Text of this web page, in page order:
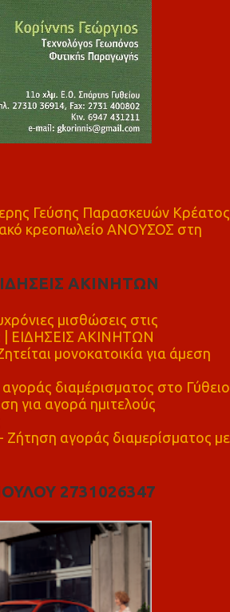
Γεύσης Παρασκευών Κρέατος
κρεοπωλείο ΑΝΟΥΣΟΣ στη
ΑΚΙΝΗΤΩΝ
μισθώσεις στις
| ΕΙΔΗΣΕΙΣ ΑΚΙΝΗΤΩΝ
μονοκατοικία για άμεση
διαμέρισματος στο Γύθειο
για αγορά ημιτελούς
Ζήτηση αγοράς διαμερίσματος με
2731026347